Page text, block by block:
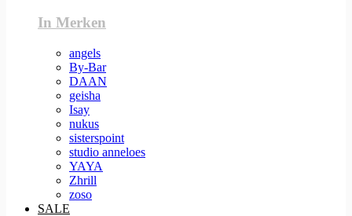
In Merken
angels
By-Bar
DAAN
geisha
Isay
nukus
sisterspoint
studio anneloes
YAYA
Zhrill
zoso
SALE